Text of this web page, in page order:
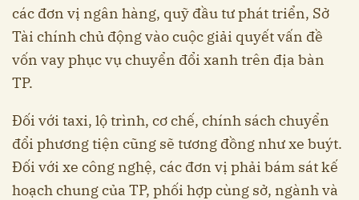
các đơn vị ngân hàng, quỹ đầu tư phát triển, Sở
Tài chính chủ động vào cuộc giải quyết vấn đề
vốn vay phục vụ chuyển đổi xanh trên địa bàn
TP.
Đối với taxi, lộ trình, cơ chế, chính sách chuyển
đổi phương tiện cũng sẽ tương đồng như xe buýt.
Đối với xe công nghệ, các đơn vị phải bám sát kế
hoạch chung của TP, phối hợp cùng sở, ngành và